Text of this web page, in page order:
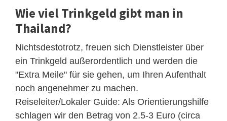
Wie viel Trinkgeld gibt man in
Thailand?
Nichtsdestotrotz, freuen sich Dienstleister über
ein Trinkgeld außerordentlich und werden die
"Extra Meile" für sie gehen, um Ihren Aufenthalt
noch angenehmer zu machen.
Reiseleiter/Lokaler Guide: Als Orientierungshilfe
schlagen wir den Betrag von 2.5-3 Euro (circa